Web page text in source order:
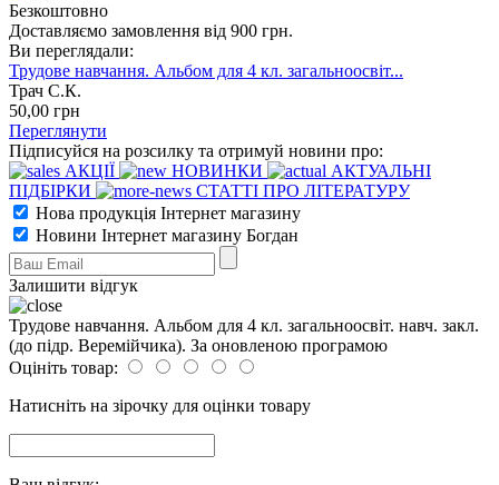
Безкоштовно
Доставляємо замовлення від 900 грн.
Ви переглядали:
Трудове навчання. Альбом для 4 кл. загальноосвіт...
Трач С.К.
50,00 грн
Переглянути
Підписуйся на розсилку та отримуй новини про:
АКЦІЇ
НОВИНКИ
АКТУАЛЬНІ
ПІДБІРКИ
СТАТТІ ПРО ЛІТЕРАТУРУ
Нова продукція Інтернет магазину
Новини Інтернет магазину Богдан
Залишити відгук
Трудове навчання. Альбом для 4 кл. загальноосвіт. навч. закл.
(до підр. Веремійчика). За оновленою програмою
Оцініть товар:
Натисніть на зірочку для оцінки товару